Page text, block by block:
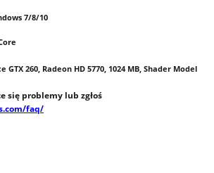
7/8/10
GTX 260, Radeon HD 5770, 1024 MB, Shader Model
się problemy lub zgłoś
faq/